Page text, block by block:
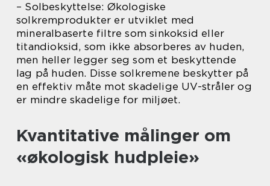
– Solbeskyttelse: Økologiske
solkremprodukter er utviklet med
mineralbaserte filtre som sinkoksid eller
titandioksid, som ikke absorberes av huden,
men heller legger seg som et beskyttende
lag på huden. Disse solkremene beskytter på
en effektiv måte mot skadelige UV-stråler og
er mindre skadelige for miljøet.
Kvantitative målinger om
«økologisk hudpleie»